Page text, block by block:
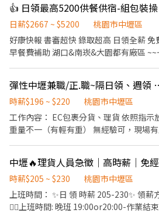
自由」。 ・新手友善機制：擔心體力不
1～2 小時嘗試看看，確認適應後再開始
隨時都有機會。 ・邊賺錢邊健身：適合
著可愛布偶裝與民眾互動，成就感滿分。
覺得可愛，跳舞、揮手、搞怪、拍照互動都大受
・合作模式：歡迎短期體驗、長期穩定
班請註明「新人」，可先安排 1～2 小時
開朗、喜歡小孩、體力耐力佳者。 ・可跨
配合 3 天以上尤佳）。 ・布偶裝、道具
不用準備任何東西，也不用先付任何費
義演團服務範圍涵蓋全台灣。除了北北
有據點，歡迎各地夥伴加入或介紹朋友！ 📝 面試怎麼進行 面試就在
夜市現場，只需要配合 1 個小時，不用
作的樣子，覺得合適再繼續排班，不勉強。
67,000元 💵 可日領2,700元 💵 可週領
━━━━━━━━━━━━━━ 📍 工作地點
路（龍潭科學園區） 🚗 楊梅愛買 約8分
平鎮工業區、烏樹林 約10分鐘
━━━━━━━━━━━━━━ ⏰ 上班時間
19:10 🌙 夜班｜19:00－07:10 📅 做二休
✅ 勞保、健保、勞退6%提撥 ✅ 三節禮金
定、長期職缺 ✅ 日領／週領制度 ✅ 免經
徵條件 ✔ 可接受久站作業 ✔ 可配合搬運
衣 ✔顯微鏡 📩 想加入半導體產業、挑戰
日薪$2667 ~ $5200
桃園市中壢區
好康快報 書審超快 錄取超高 日領全薪 免費供餐 夜班加班還有額外
早餐費補助 湖口&南崁&大園都有廠區 ~~~~~~🚌提供免費交通車🚌
08:00~17:30(可彈性加班2h) 中班 14:30~12:00 🌛夜班
20:00~05:30(可彈性加班2h) 薪資
包裝、測試、操作機台 ☝️用餐方式:免費 ☝️休
住宿 #免費供餐 #蘆竹 #南崁 #大園 #免費交通車 #日領全薪 #高額週
彈性中壢兼職/正.
時薪$196 ~ $220
桃園市中壢區
工作內容： EC包裹分貨、理貨 依照指示
重量不一（有輕有重） 無經驗可，現場有人教，快速上手 上班時段
168小時 +2000元 想賺多一點，選這班最划算 ❗️❗️兼職報班時薪：220
工作優點： 免經驗、錄取率高、彈性上班 加班費依法計算（1.34 /
1.67） 國定假日雙倍薪 享勞保、健保、三節禮品 正.職休假制度：
月休8天 部分班別固定休六日 可配合排班 兼職者則依當日需求名額
中壢🔥理貨人員急徵｜高時薪｜免
時薪$205 ~ $230
桃園市中壢區
上班時間： ✨日 領 時薪 205-230✨ 領薪方式：隔
👉🏻上班時間: 晚班 19:00or20:00-作業結